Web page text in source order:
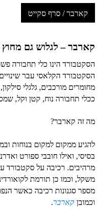
קארבר / סרף סקייט
קארבר – לגלוש גם מחוץ
הסקטבורד הינו כלי תחבורה
הסקטבורד הקלאסי עבר שינויים
מחומרים מורכבים, גלגלי
ככלי תחבורה נוח, קטן וקל,
מה זה קארבר?
להגיע ממקום למקום בנוחות
בסיסי, ואילו חובבי ספורט
מרהיבים. רכיבה על סקטבורד
משקל, וכמו כן תורמת
מספר סגנונות רכיבה כאשר
וכמובן קארבר.